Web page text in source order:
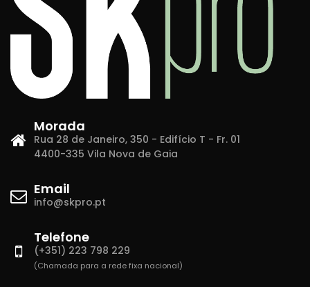
Morada
Rua 28 de Janeiro, 350 - Edifício T - Fr. 01
4400-335 Vila Nova de Gaia
Email
info@skpro.pt
Telefone
(+351) 223 798 229
(Chamada para a rede fixa nacional)